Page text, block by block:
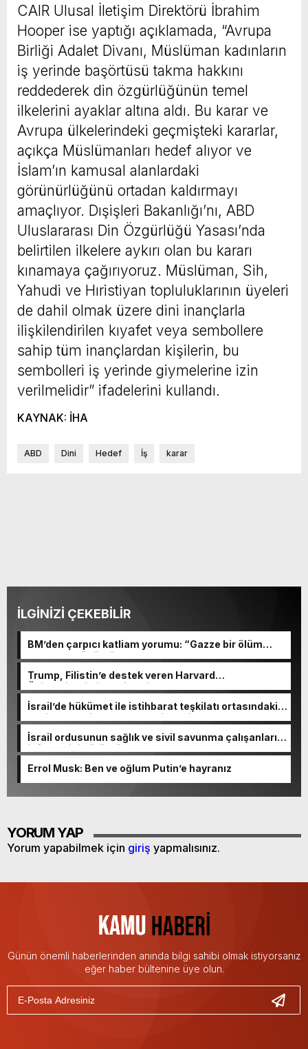
CAIR Ulusal İletişim Direktörü İbrahim
Hooper ise yaptığı açıklamada, “Avrupa
Birliği Adalet Divanı, Müslüman kadınların
iş yerinde başörtüsü takma hakkını
reddederek din özgürlüğünün temel
ilkelerini ayaklar altına aldı. Bu karar ve
Avrupa ülkelerindeki geçmişteki kararlar,
açıkça Müslümanları hedef alıyor ve
İslam’ın kamusal alanlardaki
görünürlüğünü ortadan kaldırmayı
amaçlıyor. Dışişleri Bakanlığı’nı, ABD
Uluslararası Din Özgürlüğü Yasası’nda
belirtilen ilkelere aykırı olan bu kararı
kınamaya çağırıyoruz. Müslüman, Sih,
Yahudi ve Hıristiyan topluluklarının üyeleri
de dahil olmak üzere dini inançlarla
ilişkilendirilen kıyafet veya sembollere
sahip tüm inançlardan kişilerin, bu
sembolleri iş yerinde giymelerine izin
verilmelidir” ifadelerini kullandı.
KAYNAK: İHA
ABD Dini Hedef İş karar
İLGİNİZİ ÇEKEBİLİR
BM’den çarpıcı katliam yorumu: “Gazze bir ölüm
tarlasına dönüştü”
Trump, Filistin’e destek veren Harvard
Üniversitesi’ni tehdit etti
İsrail’de hükümet ile istihbarat teşkilatı ortasındaki
çekişme yeni skandalla derinleşti
İsrail ordusunun sağlık ve sivil savunma çalışanlarını
infaz ettiği görüntüler ortaya çıktı
Errol Musk: Ben ve oğlum Putin’e hayranız
YORUM YAP
Yorum yapabilmek için giriş yapmalısınız.
Günün önemli haberlerinden anında bilgi sahibi olmak istiyorsanız
eğer haber bültenine üye olun.